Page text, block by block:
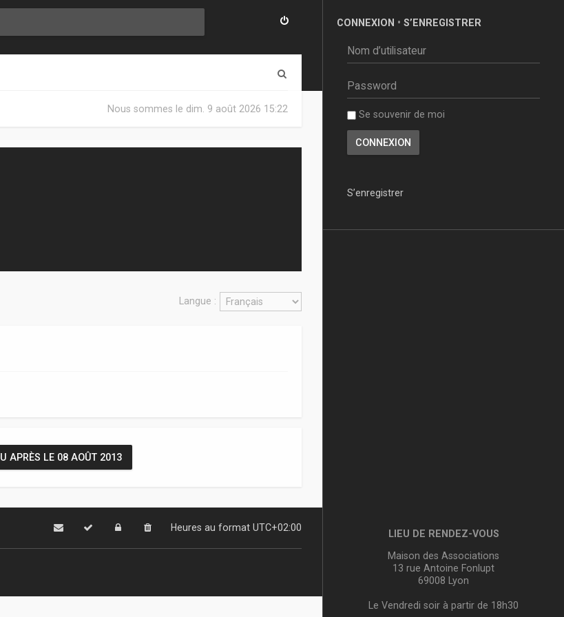
c
Nous sommes le dim. 9 août 2026 15:22
Langue :
APRÈS LE 08 AOÛT 2013
Heures au format UTC+02:00
CONNEXION • S’ENREGISTRER
Se souvenir de moi
S’enregistrer
LIEU DE RENDEZ-VOUS
Maison des Associations
13 rue Antoine Fonlupt
69008 Lyon
Le Vendredi soir à partir de 18h30